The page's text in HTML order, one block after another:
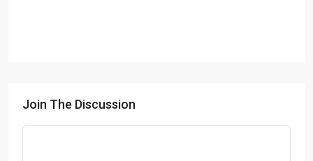
Join The Discussion